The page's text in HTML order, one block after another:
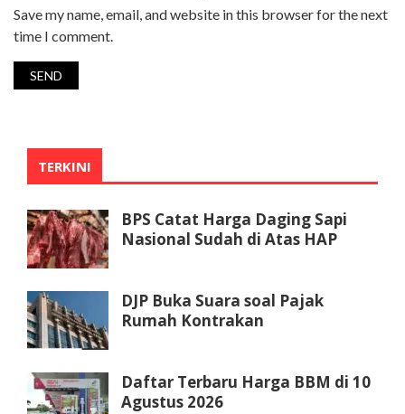
Save my name, email, and website in this browser for the next
time I comment.
TERKINI
BPS Catat Harga Daging Sapi
Nasional Sudah di Atas HAP
DJP Buka Suara soal Pajak
Rumah Kontrakan
Daftar Terbaru Harga BBM di 10
Agustus 2026